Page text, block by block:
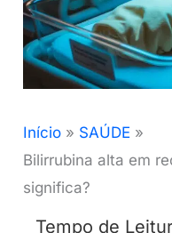
Início
SAÚDE
Bilirrubina alta em
significa?